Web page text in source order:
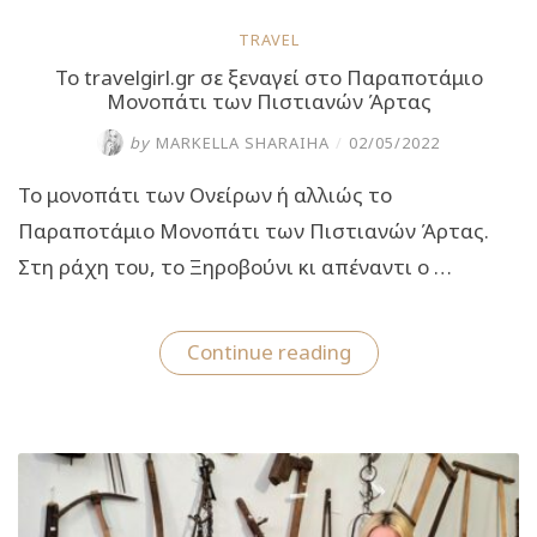
TRAVEL
Το travelgirl.gr σε ξεναγεί στο Παραποτάμιο
Μονοπάτι των Πιστιανών Άρτας
by MARKELLA SHARAIHA / 02/05/2022
Το μονοπάτι των Ονείρων ή αλλιώς το
Παραποτάμιο Μονοπάτι των Πιστιανών Άρτας.
Στη ράχη του, το Ξηροβούνι κι απέναντι ο …
Continue reading“Το
travelgirl.gr
Παραποτάμιο
Μονοπάτι
των
Πιστιανών